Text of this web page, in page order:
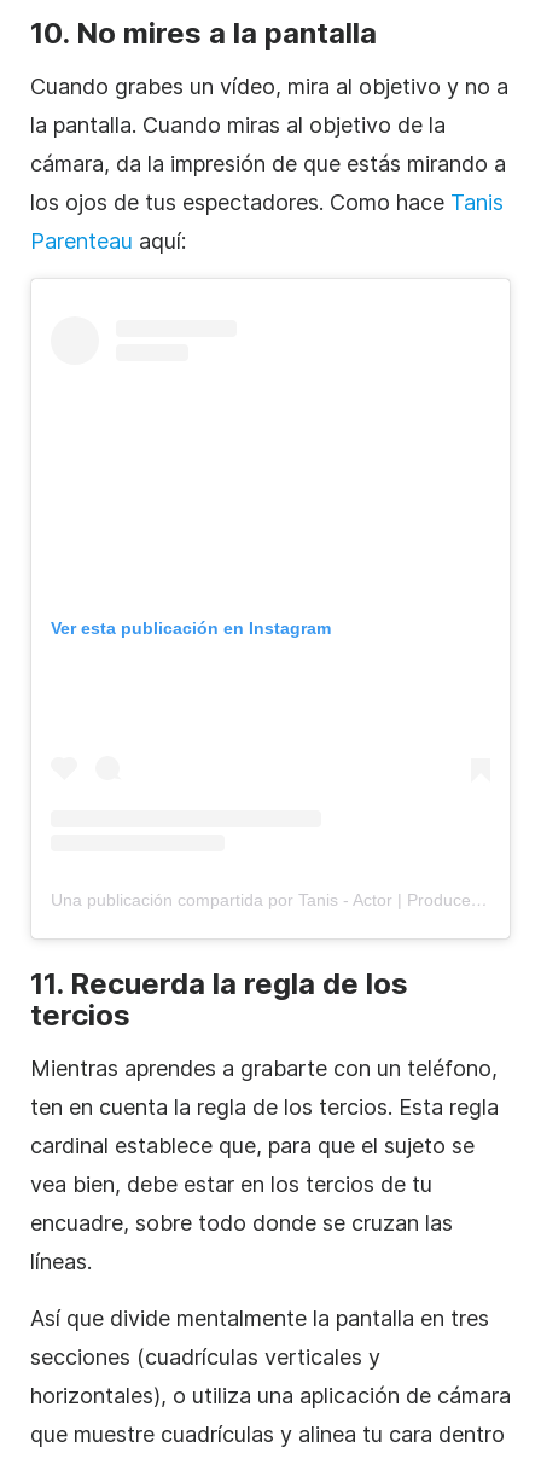
10. No mires a la pantalla
Cuando grabes un vídeo, mira al objetivo y no a
la pantalla. Cuando miras al objetivo de la
cámara, da la impresión de que estás mirando a
los ojos de tus espectadores. Como hace Tanis
Parenteau aquí:
Ver esta publicación en Instagram
Una publicación compartida por Tanis - Actor | Producer (@tanisparenteau)
11. Recuerda la regla de los
tercios
Mientras aprendes a grabarte con un teléfono,
ten en cuenta la regla de los tercios. Esta regla
cardinal establece que, para que el sujeto se
vea bien, debe estar en los tercios de tu
encuadre, sobre todo donde se cruzan las
líneas.
Así que divide mentalmente la pantalla en tres
secciones (cuadrículas verticales y
horizontales), o utiliza una aplicación de cámara
que muestre cuadrículas y alinea tu cara dentro